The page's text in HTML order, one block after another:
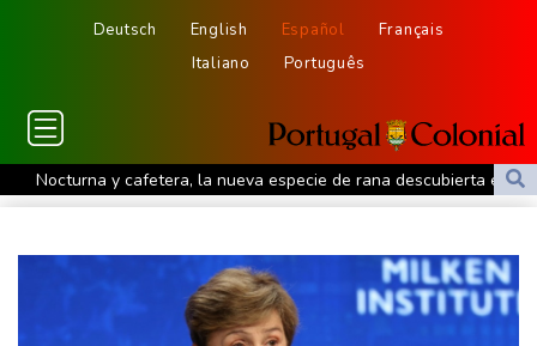
Deutsch English Español
Français
Italiano
Português
Nocturna y cafetera, la nueva especie de rana descubierta en
Costa Rica
de Colombia
Ataques de rebeldes hutíes dejan 10 muertos en región